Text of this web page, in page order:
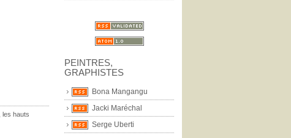
PEINTRES,
GRAPHISTES
Bona Mangangu
Jacki Maréchal
Serge Uberti
les hauts